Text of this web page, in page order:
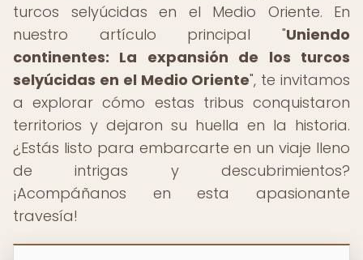
turcos selyúcidas en el Medio Oriente. En
nuestro artículo principal "Uniendo
continentes: La expansión de los turcos
selyúcidas en el Medio Oriente", te invitamos
a explorar cómo estas tribus conquistaron
territorios y dejaron su huella en la historia.
¿Estás listo para embarcarte en un viaje lleno
de intrigas y descubrimientos?
¡Acompáñanos en esta apasionante
travesía!